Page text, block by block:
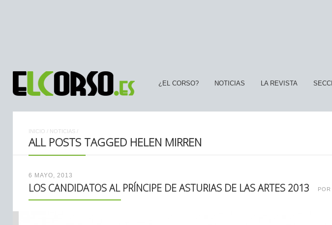
¿EL CORSO? NOTICIAS LA REVISTA
INICIO / NOTICIAS /
ALL POSTS TAGGED HELEN MIRREN
6 MAYO, 2013
LOS CANDIDATOS AL PRÍNCIPE DE ASTURIAS DE LAS ARTES 2013